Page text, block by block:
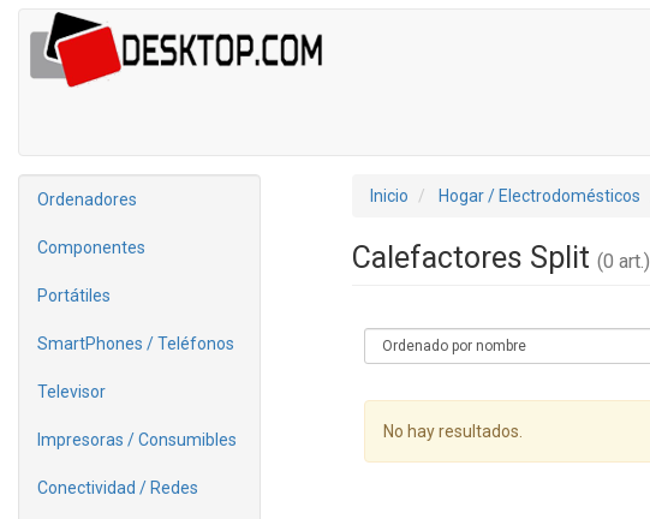
Ordenadores
Componentes
Portátiles
SmartPhones / Teléfonos
Televisor
Impresoras / Consumibles
Conectividad / Redes
Inicio Hogar / Electrodomésticos
Calefactores Split (0 art.)
No hay resultados.